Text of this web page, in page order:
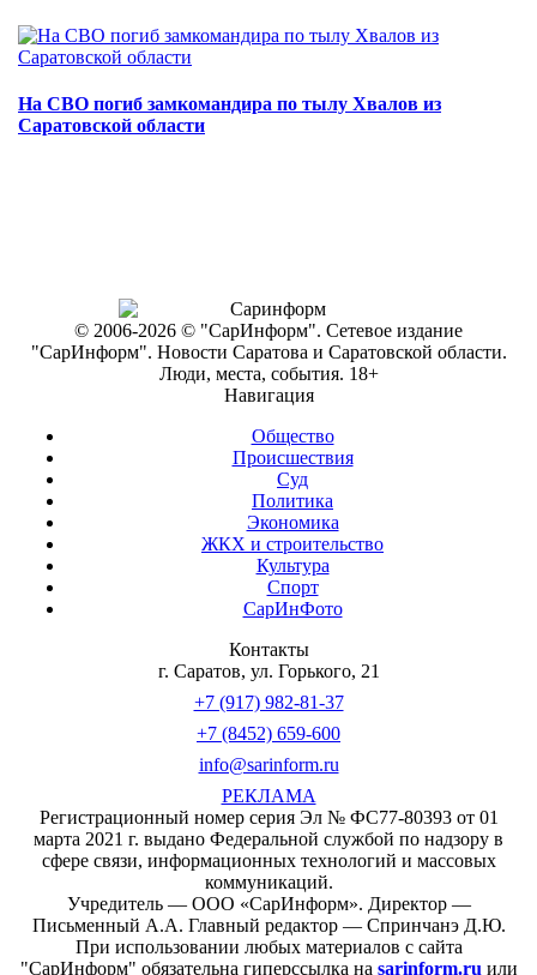
На СВО погиб замкомандира по тылу Хвалов из
Саратовской области
© 2006-2026 © "СарИнформ". Сетевое издание
"СарИнформ". Новости Саратова и Саратовской области.
Люди, места, события. 18+
Навигация
Общество
Происшествия
Суд
Политика
Экономика
ЖКХ и строительство
Культура
Спорт
СарИнФото
Контакты
г. Саратов, ул. Горького, 21
+7 (917) 982-81-37
+7 (8452) 659-600
info@sarinform.ru
РЕКЛАМА
Регистрационный номер серия Эл № ФС77-80393 от 01
марта 2021 г. выдано Федеральной службой по надзору в
сфере связи, информационных технологий и массовых
коммуникаций.
Учредитель — ООО «СарИнформ». Директор —
Письменный А.А. Главный редактор — Спринчанэ Д.Ю.
При использовании любых материалов с сайта
"СарИнформ" обязательна гиперссылка на sarinform.ru или